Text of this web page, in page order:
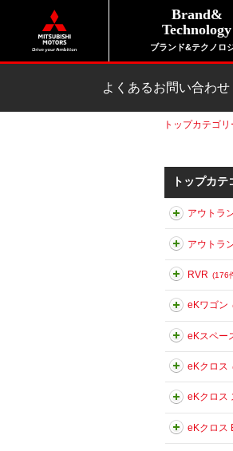
Brand&
Technology
ブランド&テクノロ
よくあるお問い合わせ
トップカテゴリ
トップカテ
アウトラ
アウトラ
RVR (176
eKワゴン
eKスペー
eKクロス
eKクロス
eKクロス